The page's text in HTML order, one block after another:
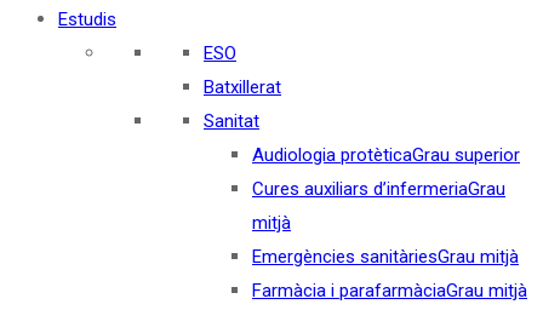
Estudis
ESO
Batxillerat
Sanitat
Audiologia protèticaGrau superior
Cures auxiliars d’infermeriaGrau
mitjà
Emergències sanitàriesGrau mitjà
Farmàcia i parafarmàciaGrau mitjà